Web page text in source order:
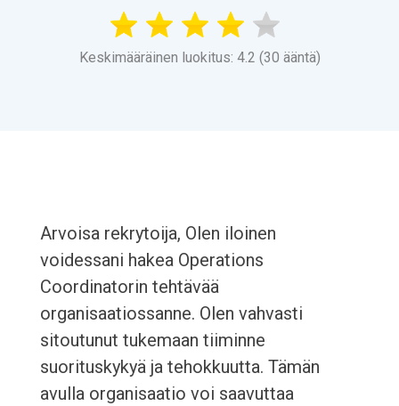
Keskimääräinen luokitus: 4.2 (30 ääntä)
Arvoisa rekrytoija, Olen iloinen
voidessani hakea Operations
Coordinatorin tehtävää
organisaatiossanne. Olen vahvasti
sitoutunut tukemaan tiiminne
suorituskykyä ja tehokkuutta. Tämän
avulla organisaatio voi saavuttaa